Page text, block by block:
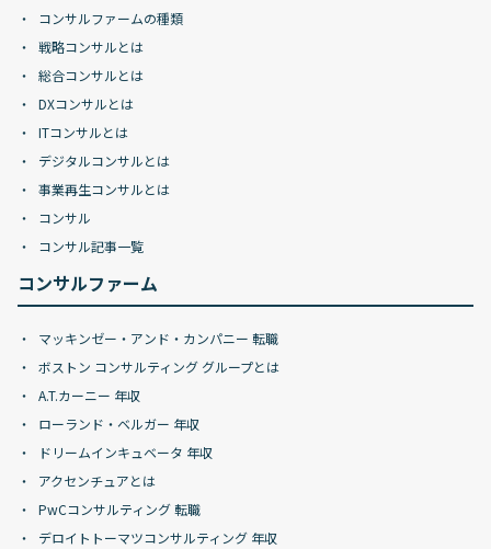
コンサルファームの種類
戦略コンサルとは
総合コンサルとは
DXコンサルとは
ITコンサルとは
デジタルコンサルとは
事業再生コンサルとは
コンサル
コンサル記事一覧
コンサルファーム
マッキンゼー・アンド・カンパニー 転職
ボストン コンサルティング グループとは
A.T.カーニー 年収
ローランド・ベルガー 年収
ドリームインキュベータ 年収
アクセンチュアとは
PwCコンサルティング 転職
デロイトトーマツコンサルティング 年収